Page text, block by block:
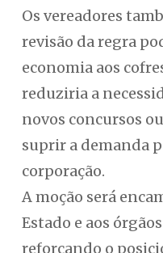
Os vereadores
revisão da regra
economia aos
reduziria a
novos concursos
suprir a demanda
corporação.
A moção será
Estado e aos
reforçando o